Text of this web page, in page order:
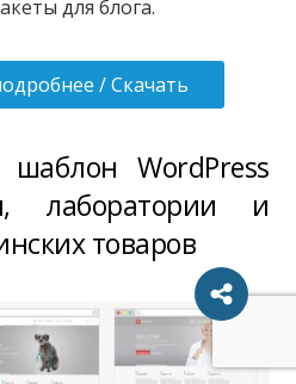
для блога.
/ Скачать
WordPress
лаборатории и
товаров